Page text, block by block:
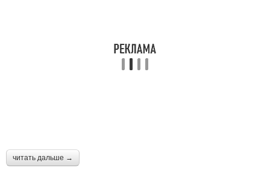
Трубы без покрытия
читать дальше →